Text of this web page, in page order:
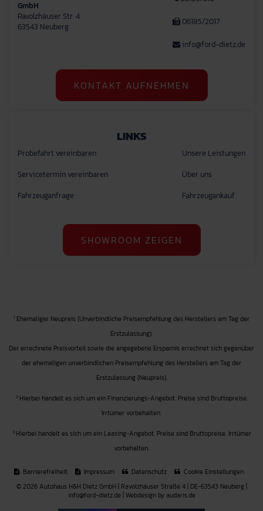
GmbH
Ravolzhäuser Str. 4
63543 Neuberg
06185/2017
info@ford-dietz.de
KONTAKT AUFNEHMEN
LINKS
Probefahrt vereinbaren
Servicetermin vereinbaren
Fahrzeuganfrage
Unsere Leistungen
Über uns
Fahrzeugankauf
SHOWROOM ZEIGEN
1 Ehemaliger Neupreis (Unverbindliche Preisempfehlung des Herstellers am Tag der
Erstzulassung).
Der errechnete Preisvorteil sowie die angegebene Ersparnis errechnet sich gegenüber
der ehemaligen unverbindlichen Preisempfehlung des Herstellers am Tag der
Erstzulassung (Neupreis).
2 Hierbei handelt es sich um ein Finanzierungs-Angebot. Preise sind Bruttopreise.
Irrtümer vorbehalten.
3 Hierbei handelt es sich um ein Leasing-Angebot. Preise sind Bruttopreise. Irrtümer
vorbehalten.
Barrierefreiheit Impressum Datenschutz
Cookie Einstellungen
© 2026 Autohaus H&H Dietz GmbH | Ravolzhäuser Straße 4 | DE-63543 Neuberg |
info@ford-dietz.de | Webdesign by audaris.de